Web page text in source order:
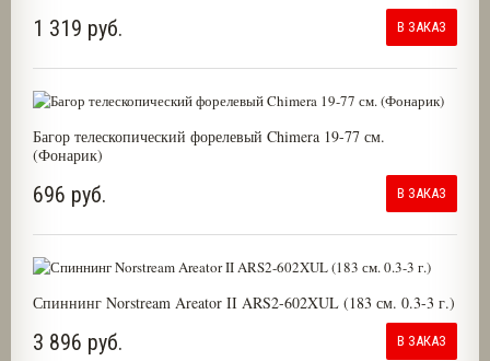
1 319 руб. В ЗАКАЗ
Багор телескопический форелевый Chimera 19-77 см.
(Фонарик)
696 руб. В ЗАКАЗ
Спиннинг Norstream Areator II ARS2-602XUL (183 см. 0.3-3 г.)
3 896 руб. В ЗАКАЗ